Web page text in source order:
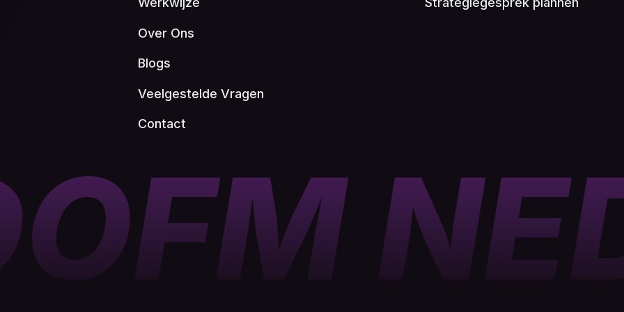
Over Ons
Blogs
Veelgestelde Vragen
Contact
OFM